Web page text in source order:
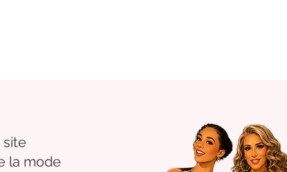
la mode